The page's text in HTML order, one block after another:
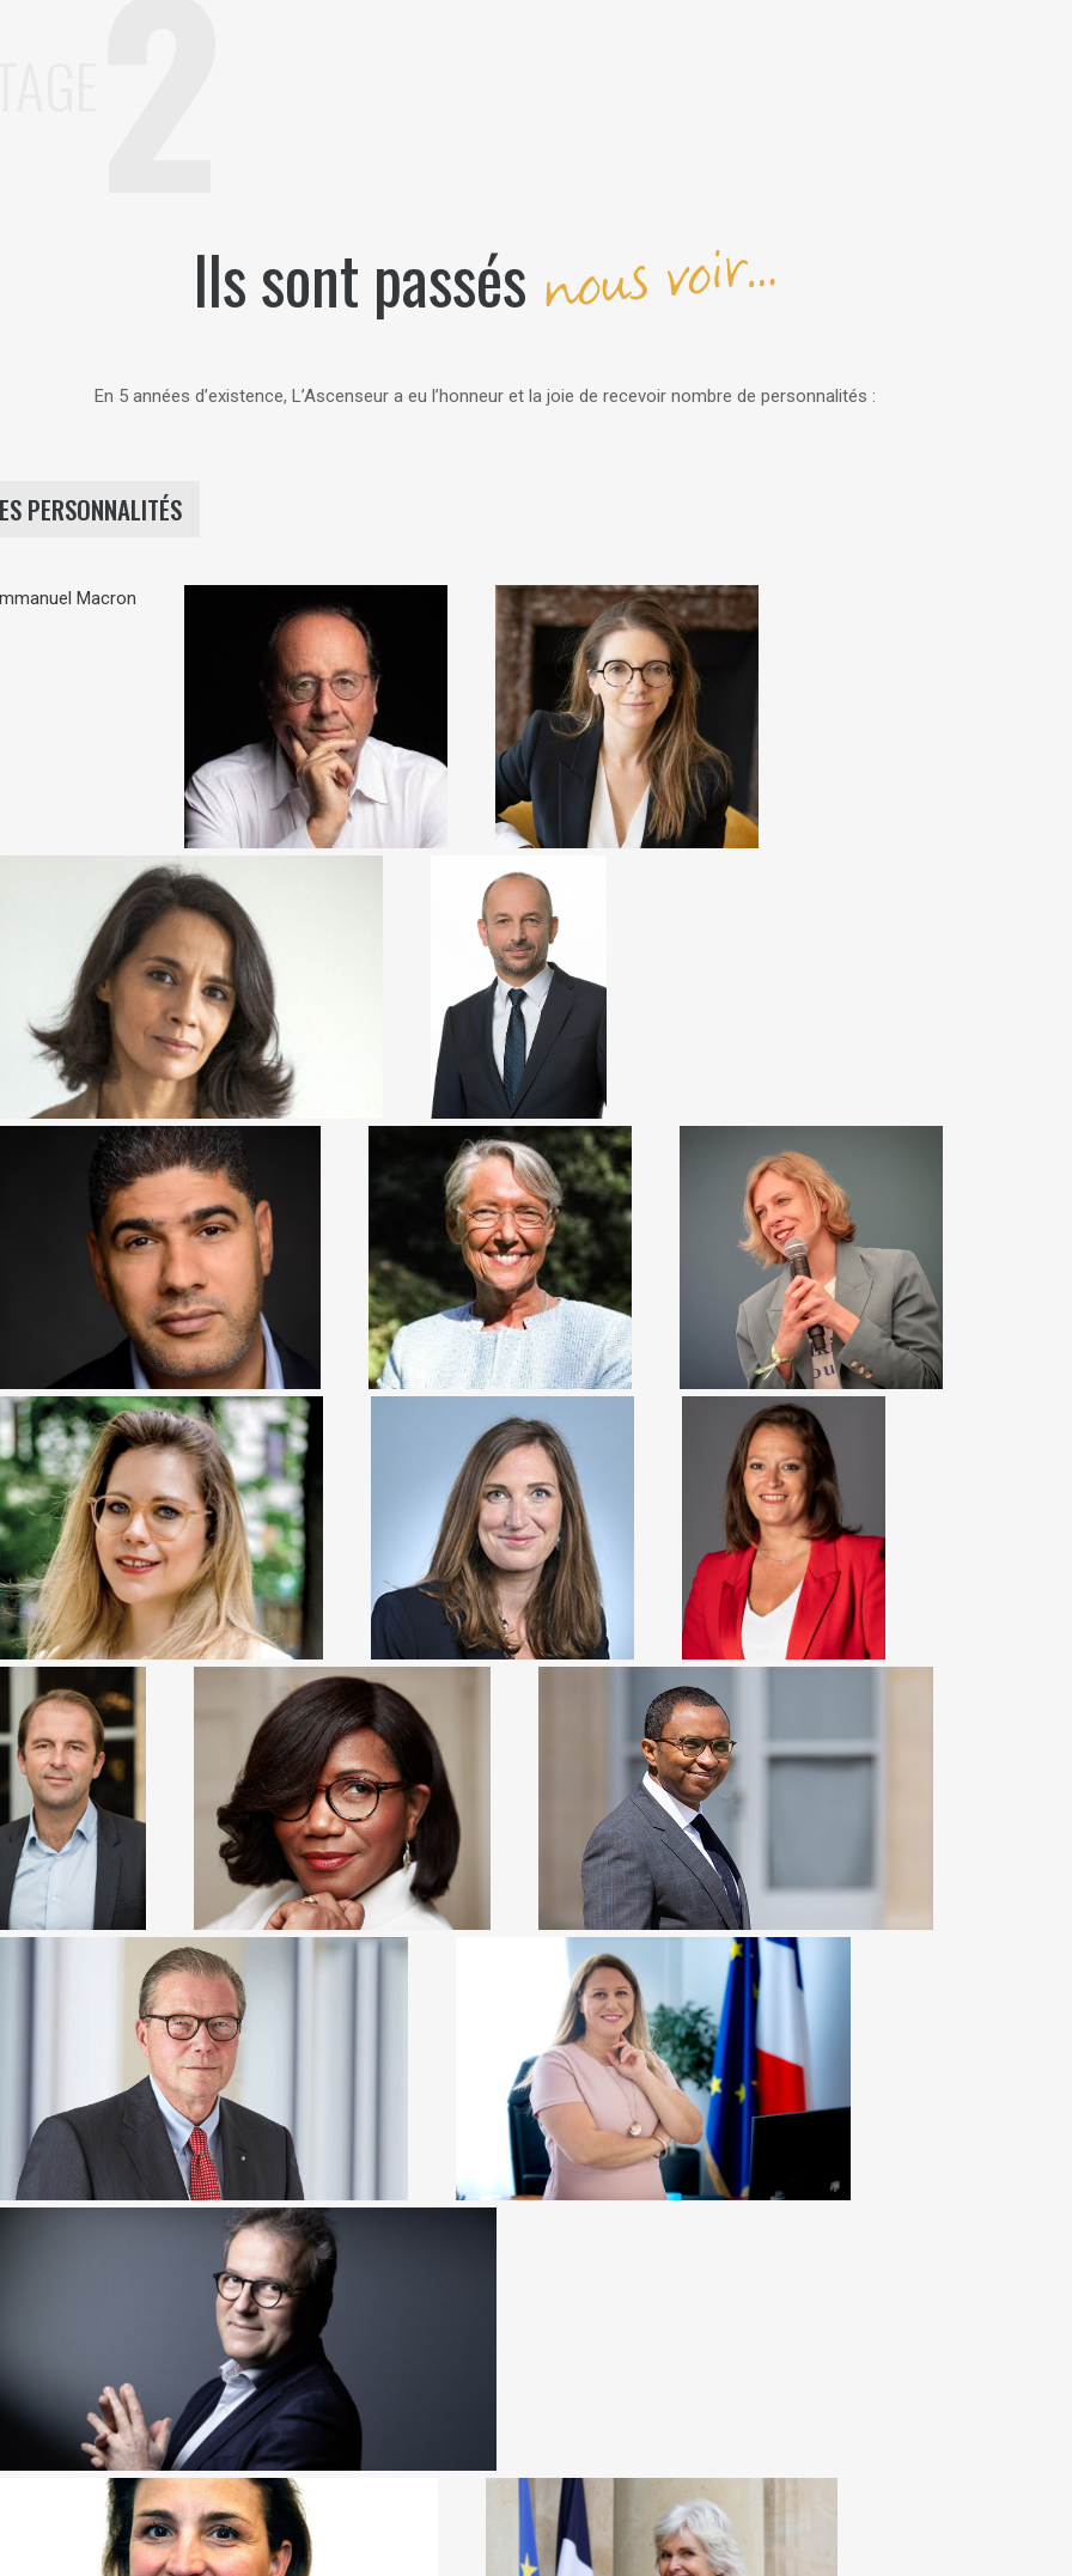
Ils sont passés nous voir…
En 5 années d’existence, L’Ascenseur a eu l’honneur et la joie de recevoir nombre de personnalités :
PERSONNALITÉS
République Française
Ministre de l'Egalité entre les
femmes et les hommes et de la
Lutte contre les discriminations
SOFIA ARAM
Chroniqueuse
THIERRY BEAUDET
Président du CESE
RACHID BENZINE
Politologue et écrivain
ELISABETH BORNE
Ancienne Première Ministre
politique de la ville
CLARA CHASSANIOL
de la 7ème circonscription de Paris
CAROLE GRANDJEAN
Ministre déléguée chargée de
formation professionnels de la
France
OLIVIA GRÉGOIRE
Ministre déléguée auprès
du ministre de
l’Économie, des Finances
GUILLUY
Ancien Haut-
commissaire à
l’Emploi et à
des
Délégué
de France
travail
ELISABETH MORENO
Ancienne Ministre de l’Egalité des
Chances
PAP NDIAYE
Ancien Ministre de l’éducation nationale
LEIF JOHANSSON
Président du groupe Astrazeneca
NADIA HAI
Ministre déléguée chargée de la Ville · Ministère de
la Cohésion des territoires
MARTIN HIRSCH
Président de l'institut de l'Engagement
EMMANUELLE PERES
Déléguée interministérielle à la jeunesse Ministre de l’égalité des chances